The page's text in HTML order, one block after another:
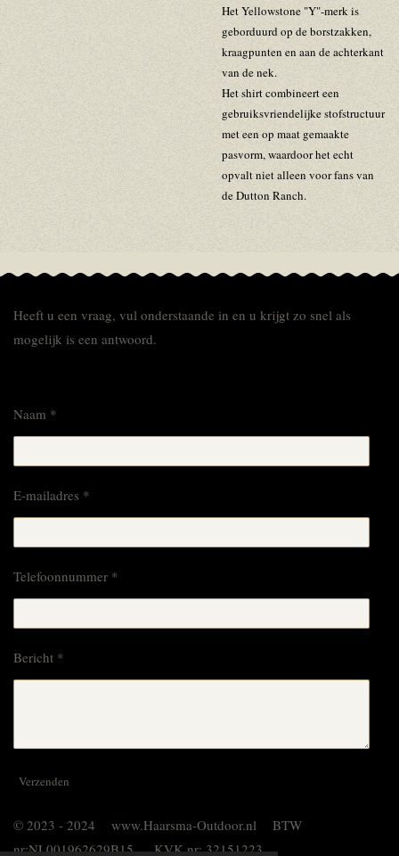
HetYellowstone "Y"-merk is
geborduurd op de borstzakken,
kraagpunten en aan de achterkant
van de nek.
Het shirt combineert een
gebruiksvriendelijke stofstructuur
met een op maat gemaakte
pasvorm, waardoor het echt
opvalt niet alleen voor fans van
de Dutton Ranch.
Heeft u een vraag, vul onderstaande in en u krijgt zo snel als
mogelijk is een antwoord.
Naam *
E-mailadres *
Telefoonnummer *
Bericht *
Verzenden
© 2023 - 2024 www.Haarsma-Outdoor.nl BTW
nr:NL001962629B15 KVK nr: 32151223